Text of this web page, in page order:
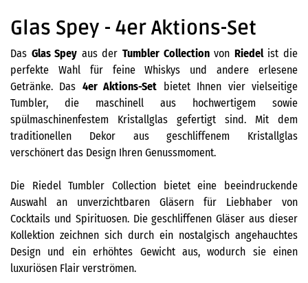
Glas Spey - 4er Aktions-Set​
Das Glas Spey aus derTumbler Collectionvon Riedelist die
perfekte Wahl für feine Whiskys und andere erlesene
Getränke. Das 4er Aktions-Set bietet Ihnen vier vielseitige
Tumbler, die maschinell aus hochwertigem sowie
spülmaschinenfestem Kristallglas gefertigt sind. Mit dem
traditionellen Dekor aus geschliffenem Kristallglas
verschönert das Design Ihren Genussmoment.
Die Riedel Tumbler Collection bietet eine beeindruckende
Auswahl an unverzichtbaren Gläsern für Liebhaber von
Cocktails und Spirituosen. Die geschliffenen Gläser aus dieser
Kollektion zeichnen sich durch ein nostalgisch angehauchtes
Design und ein erhöhtes Gewicht aus, wodurch sie einen
luxuriösen Flair verströmen.